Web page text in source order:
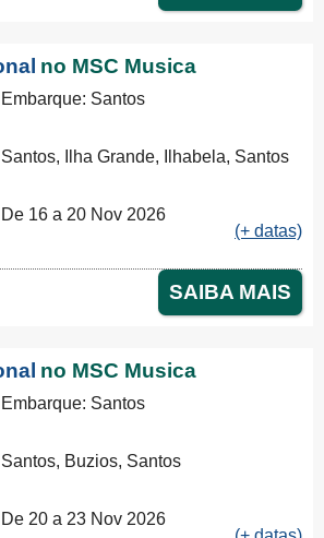
no MSC Musica
Embarque: Santos
Santos, Ilha Grande, Ilhabela, Santos
De 16 a 20 Nov 2026
(+ datas)
SAIBA MAIS
no MSC Musica
Embarque: Santos
Santos, Buzios, Santos
De 20 a 23 Nov 2026